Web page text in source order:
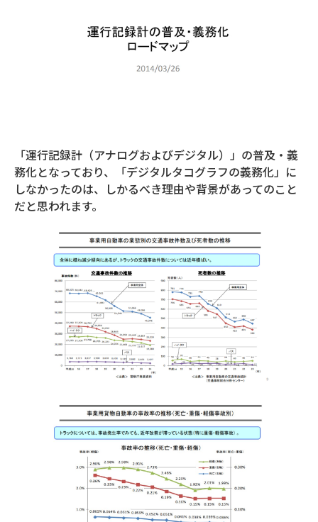
「運行記録計（アナログおよびデジタル）」の普及・義
務化となっており、「デジタルタコグラフの義務化」に
しなかったのは、しかるべき理由や背景があってのこと
だと思われます。